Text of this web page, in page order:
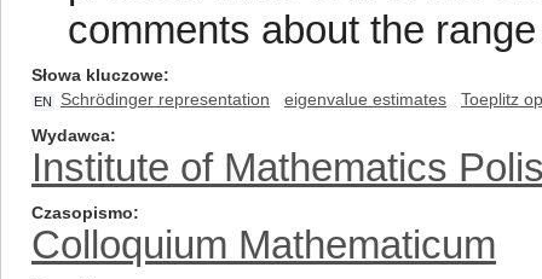
comments about the
Słowa kluczowe
EN Schrödinger representation eigenvalue estimates
Toeplitz
Wydawca
Institute of Mathematics
Czasopismo
Colloquium Mathematicum